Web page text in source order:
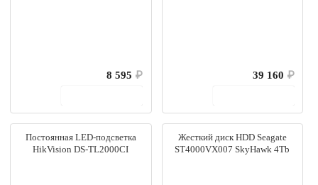
8 595 ₽
39 160 ₽
Постоянная LED-подсветка
HikVision DS-TL2000CI
Жесткий диск HDD Seagate
ST4000VX007 SkyHawk 4Tb